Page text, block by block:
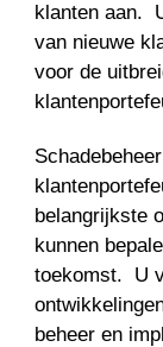
klanten aan.
van nieuwe
voor de
belangrijkste
kunnen
toekomst. U
beheer en